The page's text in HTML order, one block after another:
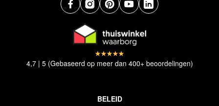
BELEID
4,7 | 5 (Gebaseerd op meer dan 400+ beoordelingen)